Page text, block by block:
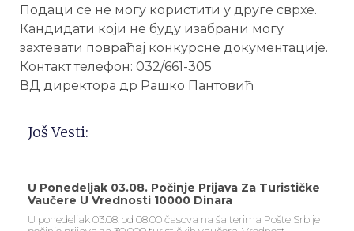
Подаци се не могу користити у друге сврхе.
Кандидати који не буду изабрани могу
захтевати повраћај конкурсне документације.
Контакт телефон: 032/661-305
ВД директора др Рашко Пантовић
Još Vesti:
U Ponedeljak 03.08. Počinje Prijava Za Turističke
Vaučere U Vrednosti 10000 Dinara
U ponedeljak 03.08. od 08.00 časova na šalterima Pošte Srbije